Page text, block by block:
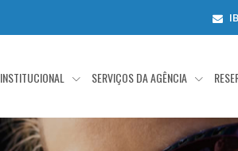
INSTITUCIONAL SERVIÇOS DA AGÊNCIA